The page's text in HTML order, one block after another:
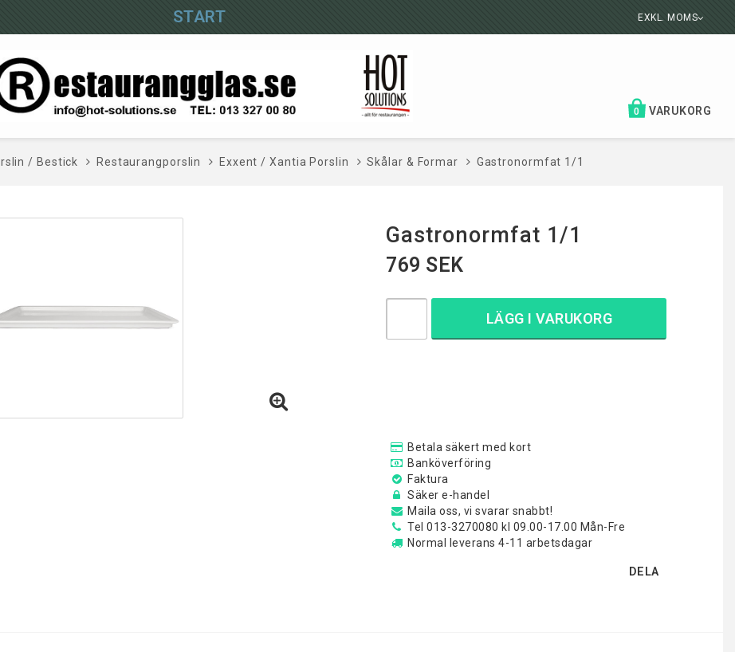
START EXKL. MOMS
VARUKORG
0
/ Bestick Restaurangporslin Exxent / Xantia Porslin Skålar & Formar Gastronormfat 1/1
Gastronormfat 1/1
769 SEK
LÄGG I VARUKORG
Betala säkert med kort
Banköverföring
Faktura
Säker e-handel
Maila oss, vi svarar snabbt!
Tel 013-3270080 kl 09.00-17.00 Mån-Fre
Normal leverans 4-11 arbetsdagar
DELA